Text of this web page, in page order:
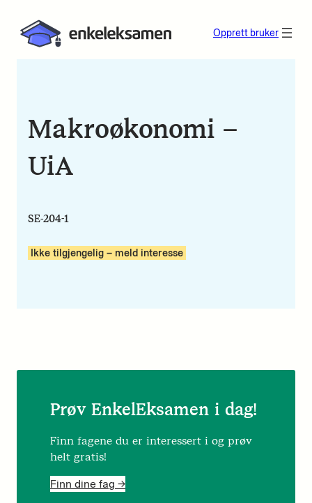
Opprett bruker
Makroøkonomi –
UiA
SE-204-1
Ikke tilgjengelig – meld interesse
Prøv EnkelEksamen i dag!
Finn fagene du er interessert i og prøv
helt gratis!
Finn dine fag ->